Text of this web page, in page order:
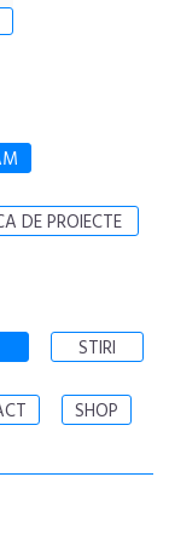
DE PROIECTE
STIRI
SHOP